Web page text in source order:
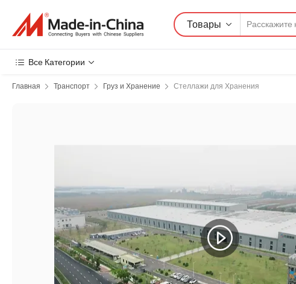
Товары
Все Категории
Главная Транспорт Груз и Хранение Стеллажи для Хранения